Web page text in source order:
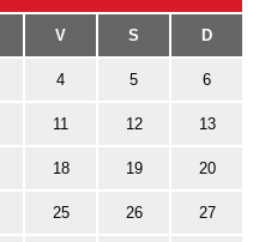
V S D
4 5 6
11 12 13
18 19 20
25 26 27